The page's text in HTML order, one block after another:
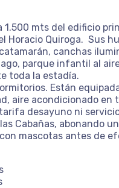
1.500 mts del edificio
Quiroga. Sus
canchas
parque infantil al
toda la estadía.
Están
aire acondicionado en
desayuno ni
Cabañas, abonando
mascotas antes de